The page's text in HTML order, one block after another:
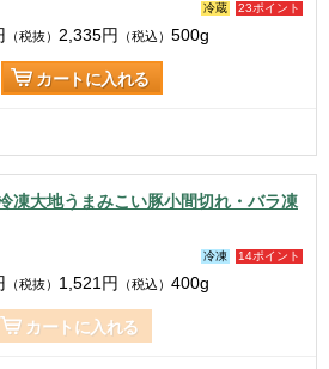
23ポイント
冷蔵
（税抜） 2,335円 （税込） 500g
カートに入れる
大地うまみこい豚小間切れ・バラ凍
14ポイント
冷凍
（税抜） 1,521 円 （税込） 400g
カートに入れる